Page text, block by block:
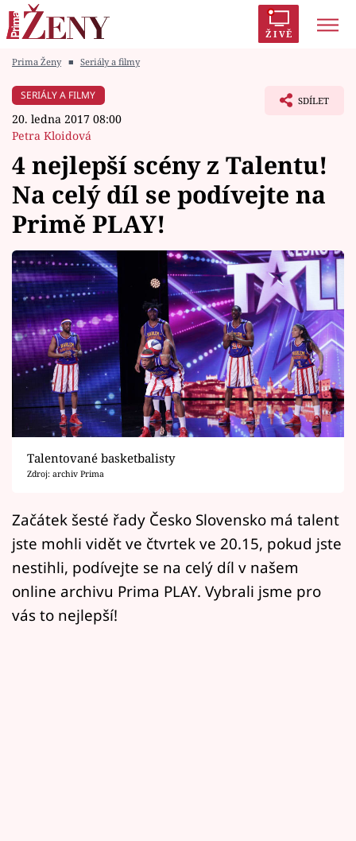
ŽIVĚ
Módní alarm
Témata
Celebrity
Vztahy
Seriály
Horoskopy
Sledujte prima+
Filmový festival Karlovy Vary
Pořady
Mámy sobě
Přihlášení
Sledujte nás
Prima Ženy ■ Seriály a filmy
SERIÁLY A FILMY
20. ledna 2017 08:00
Petra Kloidová
SDÍLET
4 nejlepší scény z Talentu!
Na celý díl se podívejte na
Primě PLAY!
Talentované basketbalisty
Zdroj: archiv Prima
Začátek šesté řady Česko Slovensko má talent
jste mohli vidět ve čtvrtek ve 20.15, pokud jste
nestihli, podívejte se na celý díl v našem
online archivu Prima PLAY. Vybrali jsme pro
vás to nejlepší!